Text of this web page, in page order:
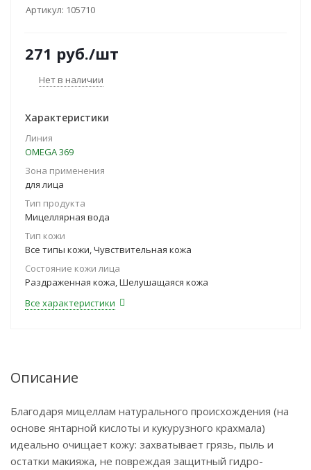
Артикул: 105710
271 руб./шт
Нет в наличии
Характеристики
Линия
OMEGA 369
Зона применения
для лица
Тип продукта
Мицеллярная вода
Тип кожи
Все типы кожи, Чувствительная кожа
Состояние кожи лица
Раздраженная кожа, Шелушащаяся кожа
Все характеристики
Описание
Благодаря мицеллам натурального происхождения (на
основе янтарной кислоты и кукурузного крахмала)
идеально очищает кожу: захватывает грязь, пыль и
остатки макияжа, не повреждая защитный гидро-